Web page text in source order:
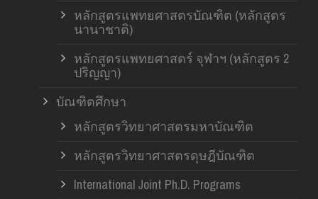
หลักสูตรแพทยศาสตรบัณฑิต (หลักสูตร
นานาชาติ)
หลักสูตรแพทยศาสตร์ จุฬาฯ (หลักสูตร 2
ปริญญา)
บัณฑิตศึกษา
หลักสูตรวิทยาศาสตรมหาบัณฑิต
หลักสูตรวิทยาศาสตรดุษฎีบัณฑิต
International Joint Ph.D. Programs